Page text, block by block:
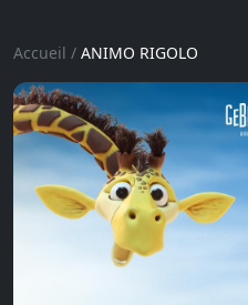
Accueil / ANIMO RIGOLO